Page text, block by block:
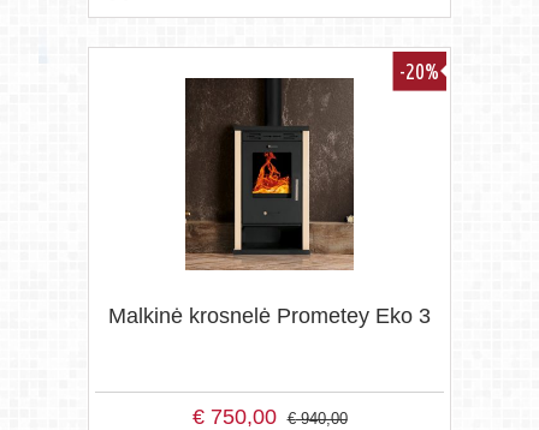
-20%
Malkinė krosnelė Prometey Eko 3
€750,00 €940,00